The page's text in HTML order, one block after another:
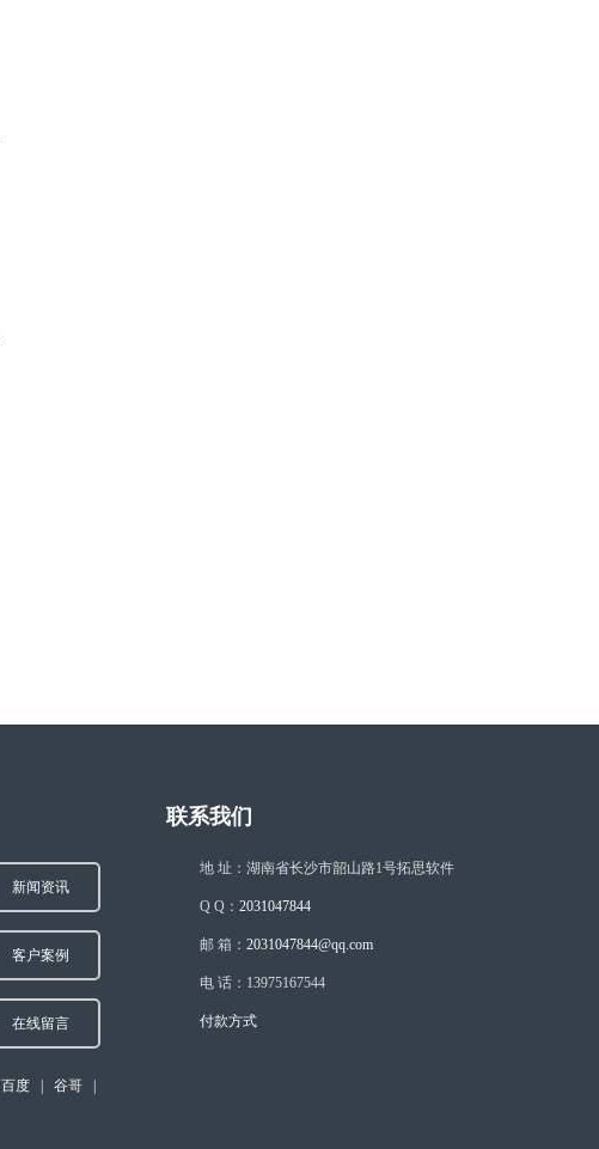
新闻资讯
客户案例
在线留言
联系我们
地 址：湖南省长沙市韶山路1号拓思软件
Q Q： 2031047844
邮 箱： 2031047844@qq.com
电 话：13975167544
付款方式
百度 谷哥